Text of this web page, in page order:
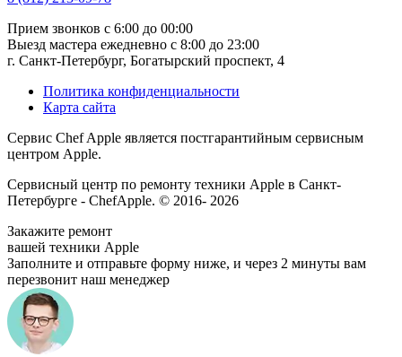
Прием звонков с 6:00 до 00:00
Выезд мастера ежедневно с 8:00 до 23:00
г. Санкт-Петербург, Богатырский проспект, 4
Политика конфиденциальности
Карта сайта
Сервис Chef Apple является постгарантийным сервисным
центром Apple.
Сервисный центр по ремонту техники Apple в Санкт-
Петербурге - ChefApple. © 2016- 2026
Закажите ремонт
вашей техники Apple
Заполните и отправьте форму ниже, и через 2 минуты вам
перезвонит наш менеджер